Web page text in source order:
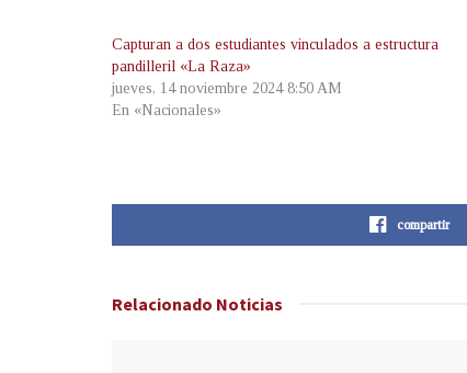
Capturan a dos estudiantes vinculados a estructura
pandilleril «La Raza»
jueves, 14 noviembre 2024 8:50 AM
En «Nacionales»
compartir
Relacionado Noticias